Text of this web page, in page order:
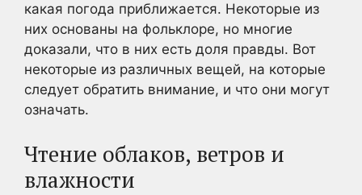
какая погода приближается. Некоторые из
них основаны на фольклоре, но многие
доказали, что в них есть доля правды. Вот
некоторые из различных вещей, на которые
следует обратить внимание, и что они могут
означать.
Чтение облаков, ветров и
влажности